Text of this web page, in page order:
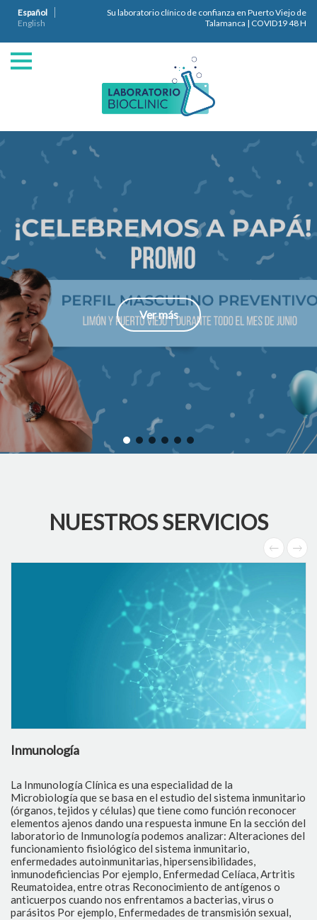
Español
English
Su laboratorio clínico de confianza en Puerto Viejo de
Talamanca | COVID19 48 H
Ver más
NUESTROS SERVICIOS
de la
del sistema inmunitario
como función reconocer
inmune En la sección del
analizar: Alteraciones del
inmunitario,
Celíaca, Artritis
de antígenos o
a bacterias, virus o
de transmisión sexual,
La sección de Bacteriología clínica se
identificación de bacterias causantes
infecciosos mediante diversos
agentes terapéuticos potencialmente
identificar estas causas y elaborar
imprescindible aislar e identificar los
tanto, generalmente los resultados de
tres a cinco días Después se efectúan
pruebas de sensibilidad de los
eficiencia del agente terapéutico
analizan en bacteriología se tiene: